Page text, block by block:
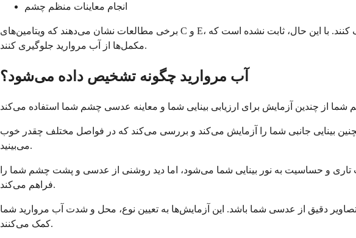
انجام معاینات منظم چشم
برخی مطالعات نشان می‌دهند که ویتامین‌های C و E، همراه با غذاهای غنی از لوتئین و زآگزانتین (مانند سبزیجات برگ‌دار)، ممکن است به کند کردن رشد آب مروارید کمک کنند. با این حال، ثابت نشده است که
مکمل‌ها از آب مروارید جلوگیری کنند.
آب مروارید چگونه تشخیص داده می‌شود؟
بینایی جانبی شما را آزمایش می‌کند و بررسی می‌کند که در فواصل مختلف چقدر خوب
می‌بینید.
و حساسیت به نور بینایی شما می‌شود، اما دید روشنی از عدسی و پشت چشم شما را
فراهم می‌کند.
دقیق از عدسی شما باشد. این آزمایش‌ها به تعیین نوع، محل و شدت آب مروارید شما
کمک می‌کنند.